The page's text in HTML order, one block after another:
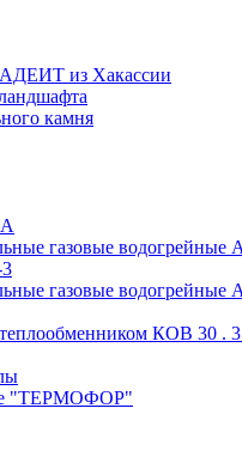
из Хакассии
камня
газовые водогрейные
газовые водогрейные
КОВ 30 .
"ТЕРМОФОР"